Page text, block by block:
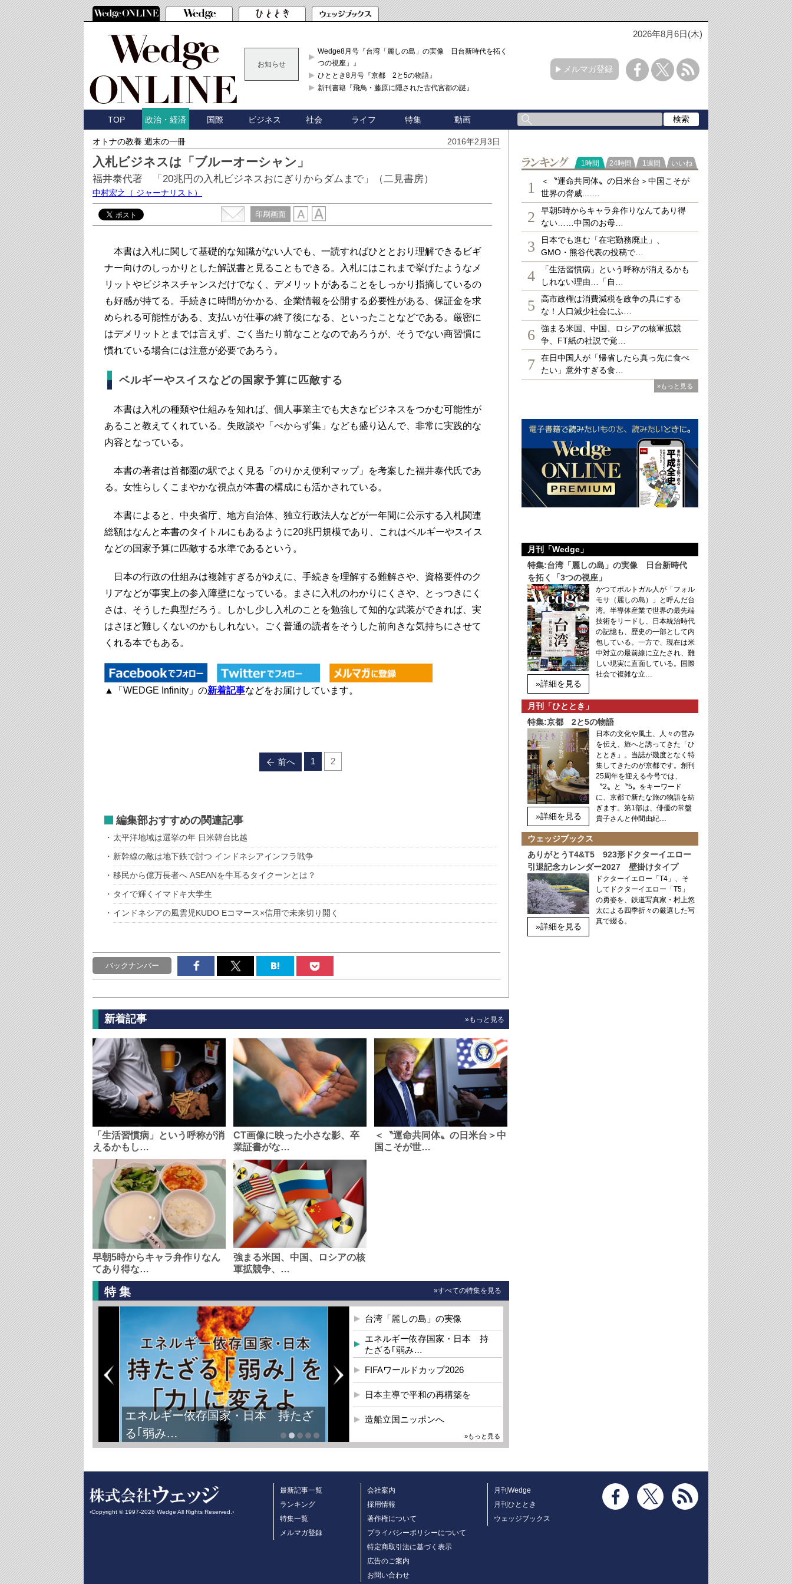
2026年8月6日(木)
お知らせ
Wedge8月号『台湾「麗しの島」の実像 日台新時代を拓く「3
つの視座」』
ひととき8月号『京都 2と5の物語』
新刊書籍『飛鳥・藤原に隠された古代宮都の謎』
メルマガ登録
TOP 政治・経済 国際 ビジネス 社会 ライフ 特集 動画
オトナの教養 週末の一冊 2016年2月3日
入札ビジネスは「ブルーオーシャン」
福井泰代著 「20兆円の入札ビジネスおにぎりからダムまで」（二見書房）
中村宏之 （ ジャーナリスト）
印刷画面
本書は入札に関して基礎的な知識がない人でも、一読すればひととおり理解できるビギ
ナー向けのしっかりとした解説書と見ることもできる。入札にはこれまで挙げたようなメ
リットやビジネスチャンスだけでなく、デメリットがあることをしっかり指摘しているの
も好感が持てる。手続きに時間がかかる、企業情報を公開する必要性がある、保証金を求
められる可能性がある、支払いが仕事の終了後になる、といったことなどである。厳密に
はデメリットとまでは言えず、ごく当たり前なことなのであろうが、そうでない商習慣に
慣れている場合には注意が必要であろう。
ベルギーやスイスなどの国家予算に匹敵する
本書は入札の種類や仕組みを知れば、個人事業主でも大きなビジネスをつかむ可能性が
あること教えてくれている。失敗談や「べからず集」なども盛り込んで、非常に実践的な
内容となっている。
本書の著者は首都圏の駅でよく見る「のりかえ便利マップ」を考案した福井泰代氏であ
る。女性らしくこまやかな視点が本書の構成にも活かされている。
本書によると、中央省庁、地方自治体、独立行政法人などが一年間に公示する入札関連
総額はなんと本書のタイトルにもあるように20兆円規模であり、これはベルギーやスイス
などの国家予算に匹敵する水準であるという。
日本の行政の仕組みは複雑すぎるがゆえに、手続きを理解する難解さや、資格要件のク
リアなどが事実上の参入障壁になっている。まさに入札のわかりにくさや、とっつきにく
さは、そうした典型だろう。しかし少し入札のことを勉強して知的な武装ができれば、実
はさほど難しくないのかもしれない。ごく普通の読者をそうした前向きな気持ちにさせて
くれる本でもある。
▲「WEDGE Infinity」の新着記事などをお届けしています。
前へ 1 2
編集部おすすめの関連記事
太平洋地域は選挙の年 日米韓台比越
新幹線の敵は地下鉄で討つ インドネシアインフラ戦争
移民から億万長者へ ASEANを牛耳るタイクーンとは？
タイで輝くイマドキ大学生
インドネシアの風雲児KUDO Eコマース×信用で未来切り開く
バックナンバー
新着記事 »もっと見る
「生活習慣病」という呼称が消
えるかもし…
CT画像に映った小さな影、卒
業証書がな…
＜〝運命共同体〟の日米台＞中
国こそが世…
早朝5時からキャラ弁作りなん
てあり得な…
強まる米国、中国、ロシアの核
軍拡競争、…
特集 »すべての特集を見る
エネルギー依存国家・日本 持たざ
る｢弱み…
台湾「麗しの島」の実像
エネルギー依存国家・日本 持
たざる｢弱み…
FIFAワールドカップ2026
日本主導で平和の再構築を
造船立国ニッポンへ
»もっと見る
ランキング
1時間 24時間 1週間 いいね
1
＜〝運命共同体〟の日米台＞中国こそが
世界の脅威....…
2
早朝5時からキャラ弁作りなんてあり得
ない……中国のお母…
3
日本でも進む「在宅勤務廃止」、
GMO・熊谷代表の投稿で…
4
「生活習慣病」という呼称が消えるかも
しれない理由…「自…
5
高市政権は消費減税を政争の具にする
な！人口減少社会にふ…
6
強まる米国、中国、ロシアの核軍拡競
争、FT紙の社説で覚…
7
在日中国人が「帰省したら真っ先に食べ
たい」意外すぎる食…
»もっと見る
月刊「Wedge」
特集:台湾「麗しの島」の実像 日台新時代
を拓く「3つの視座」
»詳細を見る
かつてポルトガル人が「フォル
モサ（麗しの島）」と呼んだ台
湾。半導体産業で世界の最先端
技術をリードし、日本統治時代
の記憶も、歴史の一部として内
包している。一方で、現在は米
中対立の最前線に立たされ、難
しい現実に直面している。国際
社会で複雑な立…
月刊「ひととき」
特集:京都 2と5の物語
»詳細を見る
日本の文化や風土、人々の営み
を伝え、旅へと誘ってきた「ひ
ととき」。当誌が幾度となく特
集してきたのが京都です。創刊
25周年を迎える今号では、
〝2〟と〝5〟をキーワード
に、京都で新たな旅の物語を紡
ぎます。第1部は、俳優の常盤
貴子さんと仲間由紀…
ウェッジブックス
ありがとうT4&T5 923形ドクターイエロー
引退記念カレンダー2027 壁掛けタイプ
»詳細を見る
ドクターイエロー「T4」、そ
してドクターイエロー「T5」
の勇姿を、鉄道写真家・村上悠
太による四季折々の厳選した写
真で綴る。
‹Copyright © 1997-2026 Wedge All Rights Reserved.›
最新記事一覧
ランキング
特集一覧
メルマガ登録
会社案内
採用情報
著作権について
プライバシーポリシーについて
特定商取引法に基づく表示
広告のご案内
お問い合わせ
月刊Wedge
月刊ひととき
ウェッジブックス